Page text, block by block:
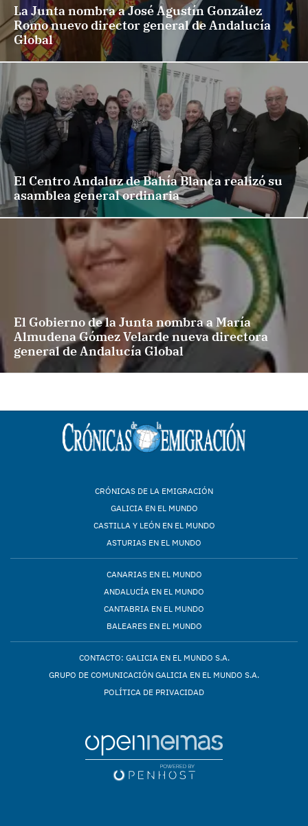
La Junta nombra a José Agustín González
Romo nuevo director general de Andalucía
Global
El Centro Andaluz de Bahía Blanca realizó su
asamblea general ordinaria
El Gobierno de la Junta nombra a María
Almudena Gómez Velarde nueva directora
general de Andalucía Global
CRÓNICAS DE LA EMIGRACIÓN
GALICIA EN EL MUNDO
CASTILLA Y LEÓN EN EL MUNDO
ASTURIAS EN EL MUNDO
CANARIAS EN EL MUNDO
ANDALUCÍA EN EL MUNDO
CANTABRIA EN EL MUNDO
BALEARES EN EL MUNDO
CONTACTO: GALICIA EN EL MUNDO S.A.
GRUPO DE COMUNICACIÓN GALICIA EN EL MUNDO S.A.
POLÍTICA DE PRIVACIDAD